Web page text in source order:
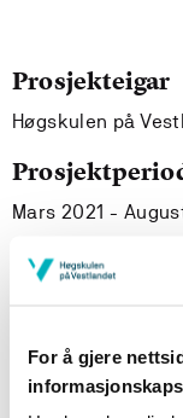
For å gjere
Prosjekteigar
Høgskulen på
Mars 2021 -
Formålet med
rundt omfanget